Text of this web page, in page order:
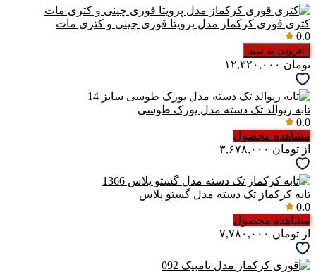
کتری قوری کرکماز مدل پرویتا قوری چینی و کتری مات
0.0
افزودن به سبد
تومان
تابه ریوالد تک دسته مدل یورک طوسی
0.0
مشاهده محصول
از تومان
تابه کرکماز تک دسته مدل گستو پلاس
0.0
مشاهده محصول
از تومان